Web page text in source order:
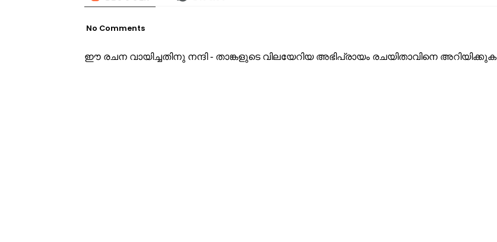
No Comments
ഈ രചന വായിച്ചതിനു നന്ദി - താങ്കളുടെ വിലയേറിയ അഭിപ്രായം രചയിതാവിനെ അറിയിക്കുക